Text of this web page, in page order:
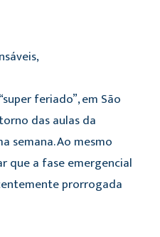
feriado”, em São
das aulas da
semana. Ao mesmo
que a fase emergencial
prorrogada